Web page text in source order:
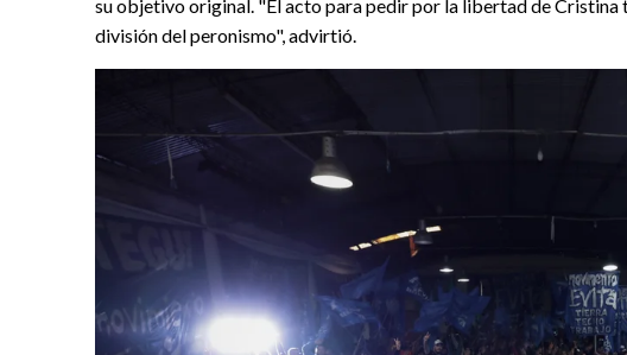
su objetivo original. "El acto para pedir por la libertad de
división del peronismo", advirtió.